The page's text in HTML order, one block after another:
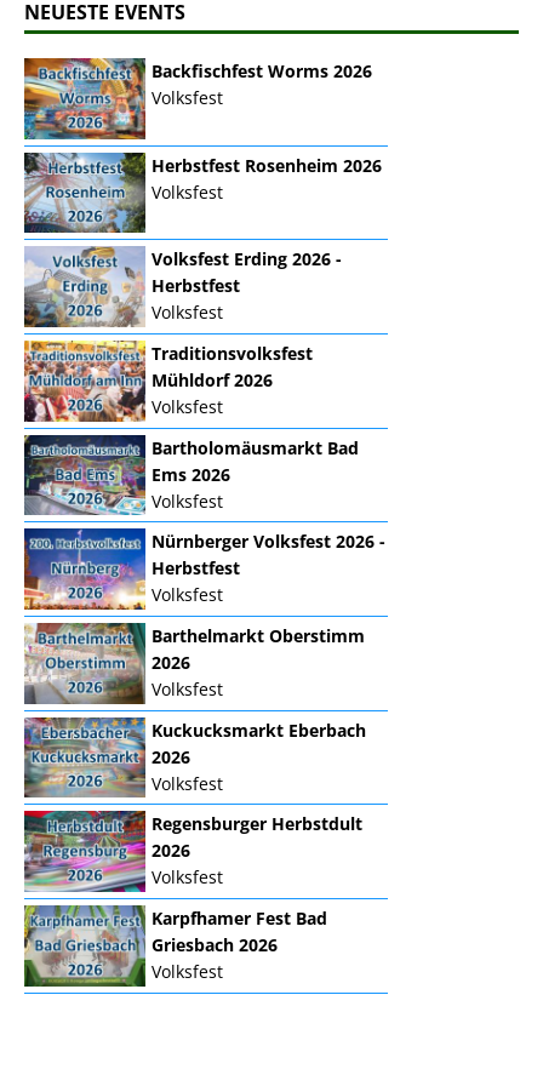
NEUESTE EVENTS
Backfischfest Worms 2026
Volksfest
Herbstfest Rosenheim 2026
Volksfest
Volksfest Erding 2026 -
Herbstfest
Volksfest
Traditionsvolksfest
Mühldorf 2026
Volksfest
Bartholomäusmarkt Bad
Ems 2026
Volksfest
Nürnberger Volksfest 2026 -
Herbstfest
Volksfest
Barthelmarkt Oberstimm
2026
Volksfest
Kuckucksmarkt Eberbach
2026
Volksfest
Regensburger Herbstdult
2026
Volksfest
Karpfhamer Fest Bad
Griesbach 2026
Volksfest